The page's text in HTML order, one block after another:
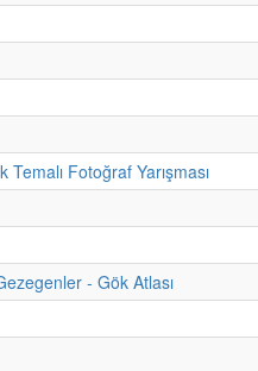
Fotoğraf Yarışması
- Gök Atlası